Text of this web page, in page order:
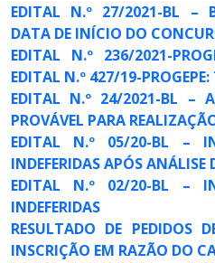
EDITAL N.º 27/2021-BL –
DATA DE INÍCIO DO
EDITAL N.º 236/2021-
EDITAL N.º 427/19-PROGEPE:
EDITAL N.º 24/2021-BL –
PROVÁVEL PARA
EDITAL N.º 05/20-BL –
INDEFERIDAS APÓS ANÁLISE
EDITAL N.º 02/20-BL –
INDEFERIDAS
RESULTADO DE PEDIDOS
INSCRIÇÃO EM RAZÃO DO